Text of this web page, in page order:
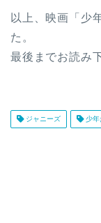
以上、映画「少
た。
最後までお読み
ジャニーズ 少年